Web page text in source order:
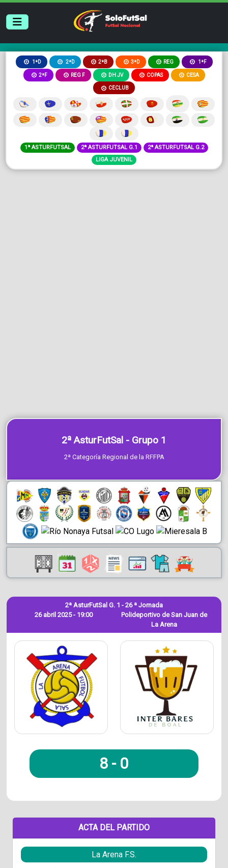
1ªD 2ªD 2ªB 3ªD REG 1ªF
2ªF REG F DH JV COPAS CESA
CECLUB
1ª ASTURFUTSAL 2ª ASTURFUTSAL G.1
2ª ASTURFUTSAL G.2
LIGA JUVENIL
2ª AsturFutSal - Grupo 1
2ª Categoría Regional de la RFFPA
26 abril 2025 - 19:00
2ª AsturFutSal G. 1 - 26 ª Jornada
Polideportivo de San Juan de
La Arena
8 - 0
ACTA DEL PARTIDO
La Arena F.S.